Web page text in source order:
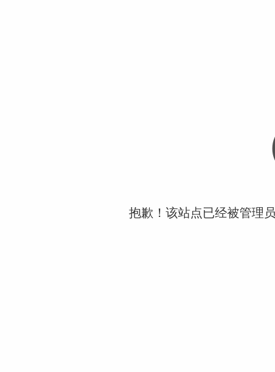
抱歉！该站点已经被管理